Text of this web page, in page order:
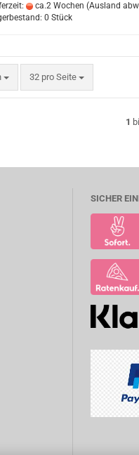
ca.2 Wochen (Ausland
0 Stück
32 pro Seite
pro Seite
1
SICHER